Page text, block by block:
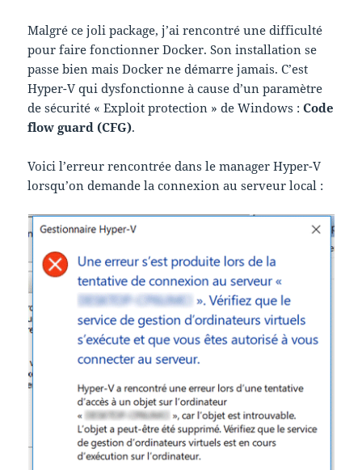
Malgré ce joli package, j’ai rencontré une difficulté
pour faire fonctionner Docker. Son installation se
passe bien mais Docker ne démarre jamais. C’est
Hyper-V qui dysfonctionne à cause d’un paramètre
de sécurité « Exploit protection » de Windows : Code
flow guard (CFG).
Voici l’erreur rencontrée dans le manager Hyper-V
lorsqu’on demande la connexion au serveur local :